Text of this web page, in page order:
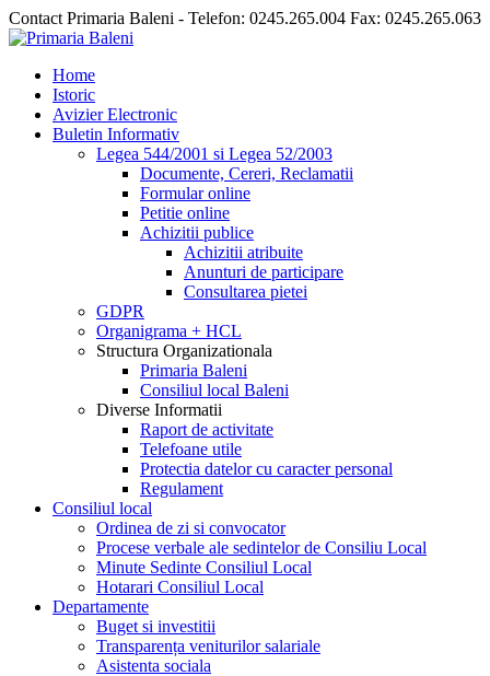
Contact Primaria Baleni - Telefon: 0245.265.004 Fax: 0245.265.063
Home
Istoric
Avizier Electronic
Buletin Informativ
Legea 544/2001 si Legea 52/2003
Documente, Cereri, Reclamatii
Formular online
Petitie online
Achizitii publice
Achizitii atribuite
Anunturi de participare
Consultarea pietei
GDPR
Organigrama + HCL
Structura Organizationala
Primaria Baleni
Consiliul local Baleni
Diverse Informatii
Raport de activitate
Telefoane utile
Protectia datelor cu caracter personal
Regulament
Consiliul local
Ordinea de zi si convocator
Procese verbale ale sedintelor de Consiliu Local
Minute Sedinte Consiliul Local
Hotarari Consiliul Local
Departamente
Buget si investitii
Transparența veniturilor salariale
Asistenta sociala